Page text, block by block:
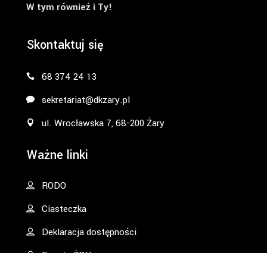
W tym również i Ty!
Skontaktuj się
68 374 24 13
sekretariat@dkzary.pl
ul. Wrocławska 7, 68-200 Żary
Ważne linki
RODO
Ciasteczka
Deklaracja dostępności